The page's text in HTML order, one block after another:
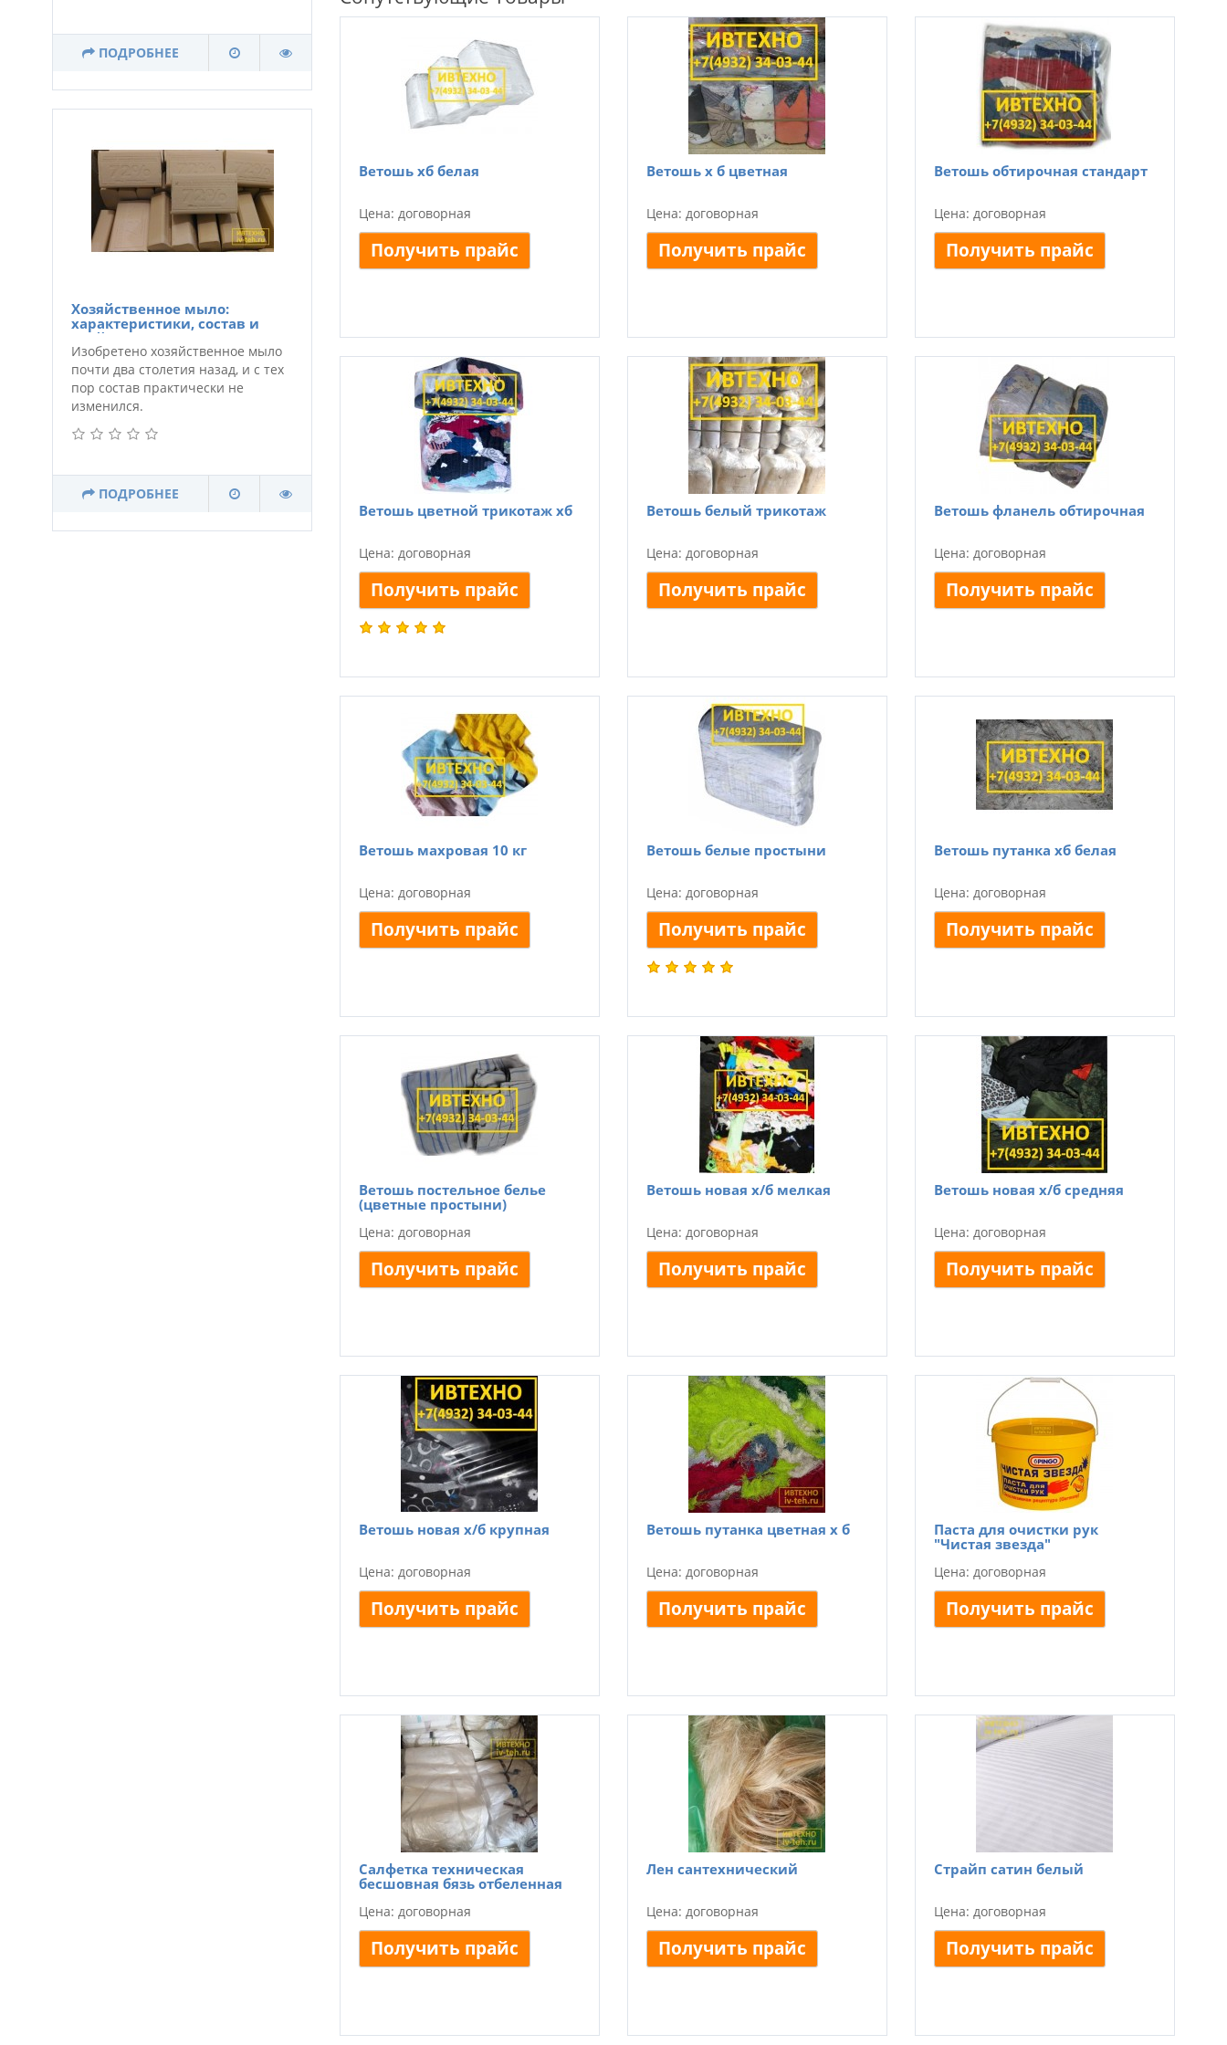
ПОДРОБНЕЕ
Хозяйственное мыло:
характеристики, состав и
свойства по ГОСТу
Изобретено хозяйственное мыло
почти два столетия назад, и с тех
пор состав практически не
изменился.
ПОДРОБНЕЕ
Ветошь хб белая
Цена: договорная
Получить прайс
Ветошь х б цветная
Цена: договорная
Получить прайс
Ветошь обтирочная стандарт
Цена: договорная
Получить прайс
Ветошь цветной трикотаж хб
Цена: договорная
Получить прайс
Ветошь белый трикотаж
Цена: договорная
Получить прайс
Ветошь фланель обтирочная
Цена: договорная
Получить прайс
Ветошь махровая 10 кг
Цена: договорная
Получить прайс
Ветошь белые простыни
Цена: договорная
Получить прайс
Ветошь путанка хб белая
Цена: договорная
Получить прайс
Ветошь постельное белье
(цветные простыни)
Цена: договорная
Получить прайс
Ветошь новая х/б мелкая
Цена: договорная
Получить прайс
Ветошь новая х/б средняя
Цена: договорная
Получить прайс
Ветошь новая х/б крупная
Цена: договорная
Получить прайс
Ветошь путанка цветная х б
Цена: договорная
Получить прайс
Паста для очистки рук
"Чистая звезда"
Цена: договорная
Получить прайс
Салфетка техническая
бесшовная бязь отбеленная
Цена: договорная
Получить прайс
Лен сантехнический
Цена: договорная
Получить прайс
Страйп сатин белый
Цена: договорная
Получить прайс